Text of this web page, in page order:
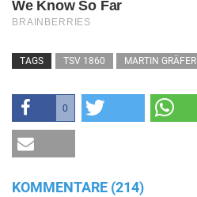
TAGS TSV 1860 MARTIN GRÄFER
0
KOMMENTARE (214)